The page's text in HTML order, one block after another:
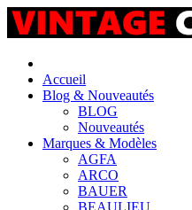
Accueil
Blog & Nouveautés
BLOG
Nouveautés
Marques & Modèles
AGFA
ARCO
BAUER
BEAULIEU